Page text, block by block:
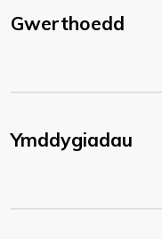
Gwerthoedd
Ymddygiadau